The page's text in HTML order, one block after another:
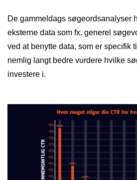
De gammeldags søgeordsanalyser
eksterne data som fx. generel
ved at benytte data, som er specifik
nemlig langt bedre vurdere hvilke
investere i.